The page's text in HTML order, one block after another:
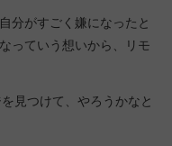
分がすごく嫌になったと
っていう想いから、リモ
見つけて、やろうかなと